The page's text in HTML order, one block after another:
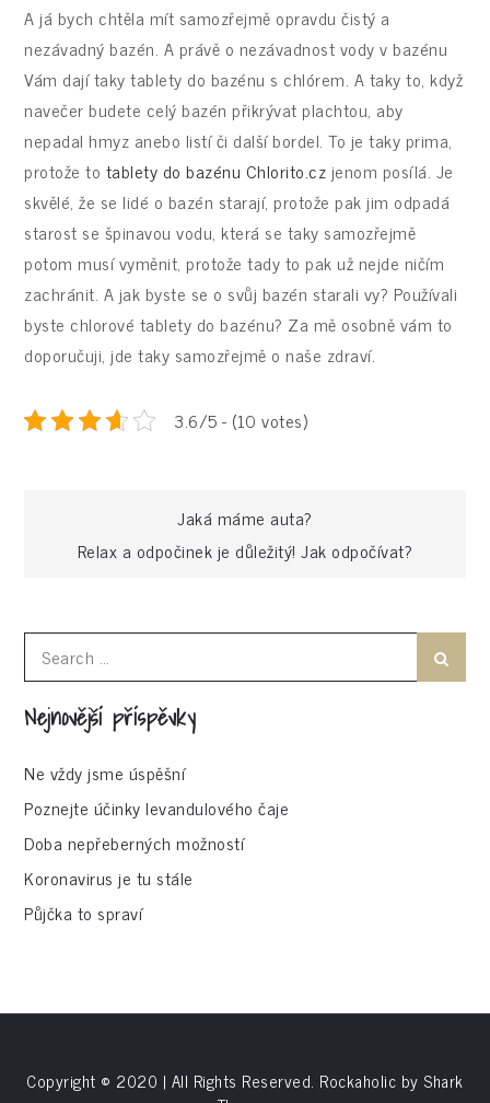
A já bych chtěla mít samozřejmě opravdu čistý a
nezávadný bazén. A právě o nezávadnost vody v bazénu
Vám dají taky tablety do bazénu s chlórem. A taky to, když
navečer budete celý bazén přikrývat plachtou, aby
nepadal hmyz anebo listí či další bordel. To je taky prima,
protože to tablety do bazénu Chlorito.cz jenom posílá. Je
skvělé, že se lidé o bazén starají, protože pak jim odpadá
starost se špinavou vodu, která se taky samozřejmě
potom musí vyměnit, protože tady to pak už nejde ničím
zachránit. A jak byste se o svůj bazén starali vy? Používali
byste chlorové tablety do bazénu? Za mě osobně vám to
doporučuji, jde taky samozřejmě o naše zdraví.
3.6/5 - (10 votes)
Navigace
příspěvek
Jaká máme auta?
Relax a odpočinek je důležitý! Jak odpočívat?
for:
Nejnovější příspěvky
Ne vždy jsme úspěšní
Poznejte účinky levandulového čaje
Doba nepřeberných možností
Koronavirus je tu stále
Půjčka to spraví
Copyright © 2020 | All Rights Reserved. Rockaholic by Shark